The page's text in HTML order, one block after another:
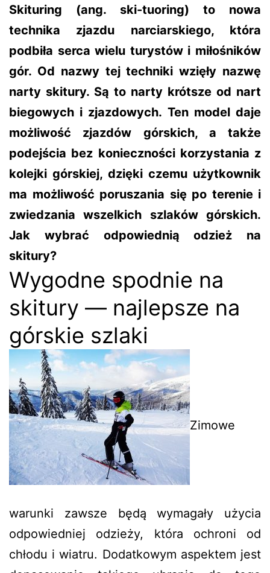
Skituring (ang. ski-tuoring) to nowa
technika zjazdu narciarskiego, która
podbiła serca wielu turystów i miłośników
gór. Od nazwy tej techniki wzięły nazwę
narty skitury. Są to narty krótsze od nart
biegowych i zjazdowych. Ten model daje
możliwość zjazdów górskich, a także
podejścia bez konieczności korzystania z
kolejki górskiej, dzięki czemu użytkownik
ma możliwość poruszania się po terenie i
zwiedzania wszelkich szlaków górskich.
Jak wybrać odpowiednią odzież na
skitury?
Wygodne spodnie na
skitury — najlepsze na
górskie szlaki
Zimowe
warunki zawsze będą wymagały użycia
odpowiedniej odzieży, która ochroni od
chłodu i wiatru. Dodatkowym aspektem jest